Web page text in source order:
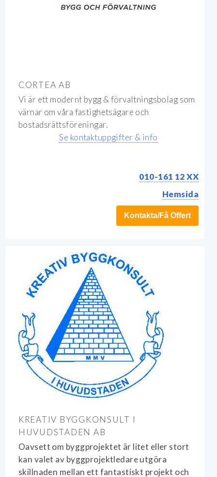
CORTEA AB
Vi är ett modernt bygg & förvaltningsbolag som
värnar om våra fastighetsägare och
bostadsrättsföreningar.
Se kontaktuppgifter & info
010-161 12 XX
Hemsida
Kontakta/Få Offert
KREATIV BYGGKONSULT I
HUVUDSTADEN AB
Oavsett om byggprojektet är litet eller stort
kan valet av byggprojektledare utgöra
skillnaden mellan ett fantastiskt projekt och